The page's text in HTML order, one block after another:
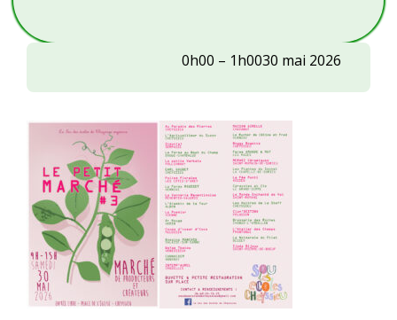
Petit
du
écoles
0h00 – 1h0030 mai 2026